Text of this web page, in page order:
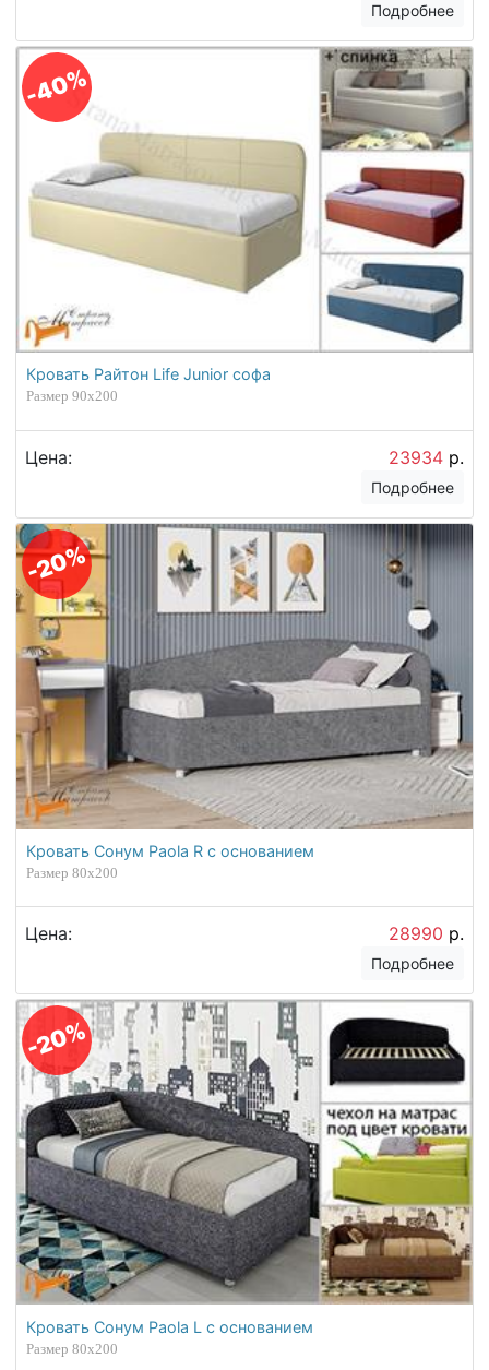
Подробнее
-40%
Кровать Райтон Life Junior софа
Размер 90х200
Цена: 23934 р.
Подробнее
-20%
Кровать Сонум Paola R с основанием
Размер 80х200
Цена: 28990 р.
Подробнее
-20%
Кровать Сонум Paola L с основанием
Размер 80х200